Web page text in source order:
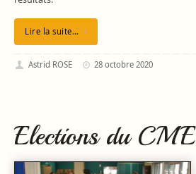
Lire la suite…
Astrid ROSE 28 octobre 2020
Elections du CME